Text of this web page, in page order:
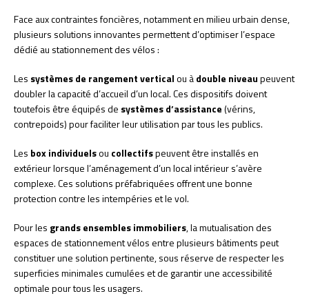
Face aux contraintes foncières, notamment en milieu urbain dense,
plusieurs solutions innovantes permettent d’optimiser l’espace
dédié au stationnement des vélos :
Les systèmes de rangement verticalou àdouble niveaupeuvent
doubler la capacité d’accueil d’un local. Ces dispositifs doivent
toutefois être équipés de systèmes d’assistance(vérins,
contrepoids) pour faciliter leur utilisation par tous les publics.
Les box individuelsou collectifspeuvent être installés en
extérieur lorsque l’aménagement d’un local intérieur s’avère
complexe. Ces solutions préfabriquées offrent une bonne
protection contre les intempéries et le vol.
Pour les grands ensembles immobiliers, la mutualisation des
espaces de stationnement vélos entre plusieurs bâtiments peut
constituer une solution pertinente, sous réserve de respecter les
superficies minimales cumulées et de garantir une accessibilité
optimale pour tous les usagers.